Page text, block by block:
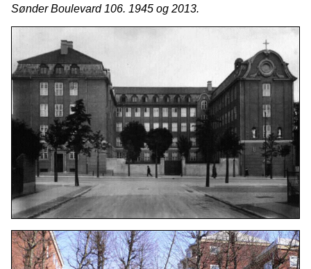
Sønder Boulevard 106. 1945 og 2013.